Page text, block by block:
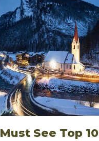
See Top 10